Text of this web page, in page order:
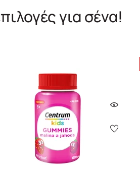
για σένα!